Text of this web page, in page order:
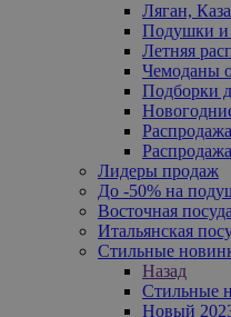
Ляган,
Подушки и
Летняя
Чемоданы
Подборки
Лидеры продаж
До -50% на
Восточная посуда
Итальянская
Стильные
Назад
Стильные
Новый